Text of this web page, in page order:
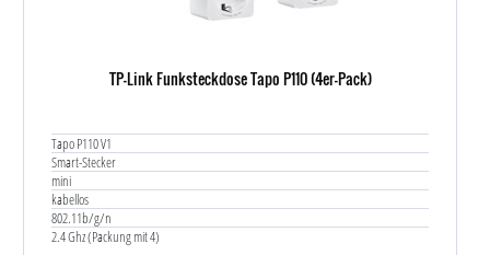
TP-Link Funksteckdose Tapo P110 (4er-Pack)
Tapo P110 V1
Smart-Stecker
mini
kabellos
802.11b/g/n
2.4 Ghz (Packung mit 4)